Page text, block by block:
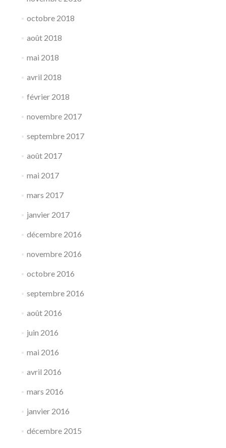
octobre 2018
août 2018
mai 2018
avril 2018
février 2018
novembre 2017
septembre 2017
août 2017
mai 2017
mars 2017
janvier 2017
décembre 2016
novembre 2016
octobre 2016
septembre 2016
août 2016
juin 2016
mai 2016
avril 2016
mars 2016
janvier 2016
décembre 2015